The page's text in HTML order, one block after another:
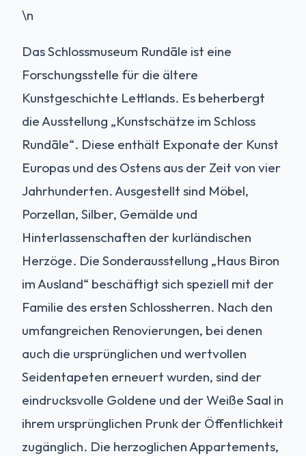
\n
Das Schlossmuseum Rundāle ist eine
Forschungsstelle für die ältere
Kunstgeschichte Lettlands. Es beherbergt
die Ausstellung „Kunstschätze im Schloss
Rundāle“. Diese enthält Exponate der Kunst
Europas und des Ostens aus der Zeit von vier
Jahrhunderten. Ausgestellt sind Möbel,
Porzellan, Silber, Gemälde und
Hinterlassenschaften der kurländischen
Herzöge. Die Sonderausstellung „Haus Biron
im Ausland“ beschäftigt sich speziell mit der
Familie des ersten Schlossherren. Nach den
umfangreichen Renovierungen, bei denen
auch die ursprünglichen und wertvollen
Seidentapeten erneuert wurden, sind der
eindrucksvolle Goldene und der Weiße Saal in
ihrem ursprünglichen Prunk der Öffentlichkeit
zugänglich. Die herzoglichen Appartements,